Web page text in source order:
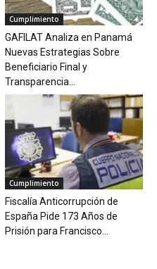
Cumplimiento
GAFILAT Analiza en Panamá
Nuevas Estrategias Sobre
Beneficiario Final y
Transparencia...
Cumplimiento
Fiscalía Anticorrupción de
España Pide 173 Años de
Prisión para Francisco...